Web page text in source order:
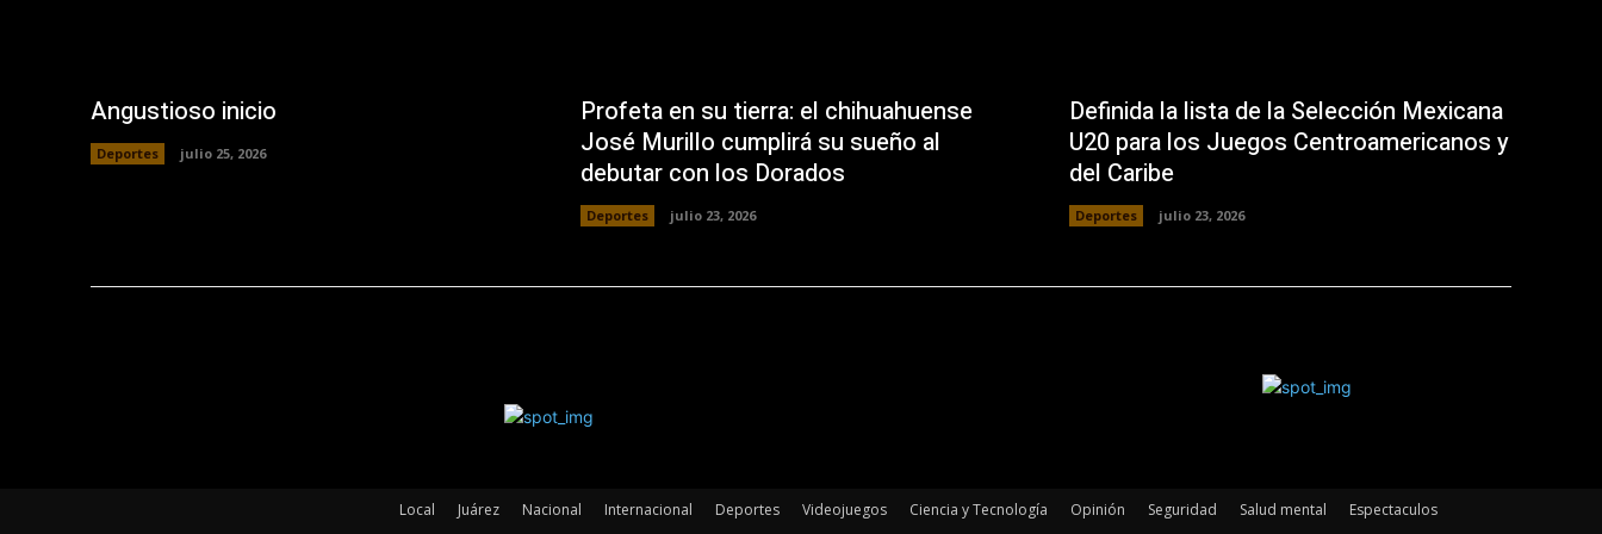
Angustioso inicio
Deportes julio 25, 2026
Profeta en su tierra: el chihuahuense
José Murillo cumplirá su sueño al
debutar con los Dorados
Deportes julio 23, 2026
Definida la lista de la Selección Mexicana
U20 para los Juegos Centroamericanos y
del Caribe
Deportes julio 23, 2026
Local Juárez Nacional Internacional Deportes Videojuegos Ciencia y Tecnología Opinión Seguridad Salud mental Espectaculos